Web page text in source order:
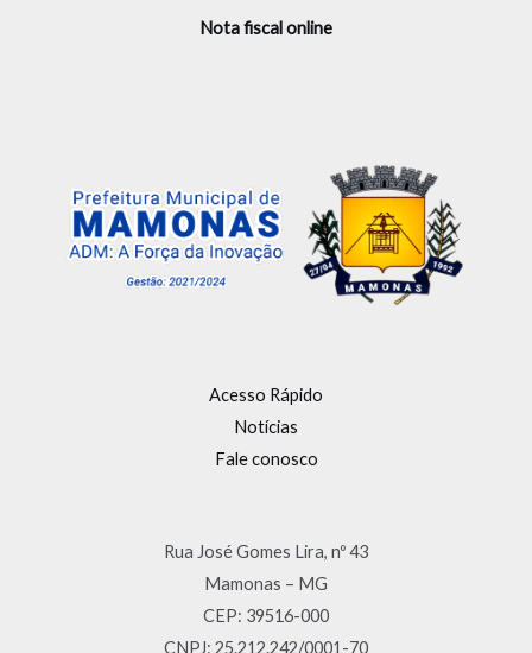
Nota fiscal online
Acesso Rápido
Notícias
Fale conosco
Rua José Gomes Lira, nº 43
Mamonas – MG
CEP: 39516-000
CNPJ: 25.212.242/0001-70